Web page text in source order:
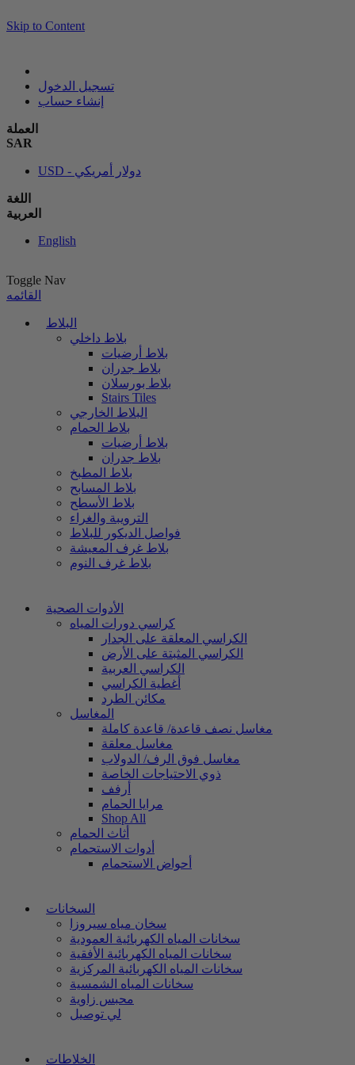
Skip to Content
تسجيل الدخول
إنشاء حساب
العملة
SAR
USD - دولار أمريكي
اللغة
العربية
English
Toggle Nav
القائمه
البلاط
بلاط داخلي
بلاط أرضيات
بلاط جدران
بلاط بورسلان
Stairs Tiles
البلاط الخارجي
بلاط الحمام
بلاط أرضيات
بلاط جدران
بلاط المطبخ
بلاط المسابح
بلاط الأسطح
الترويبة والغراء
فواصل الديكور للبلاط
بلاط غرف المعيشة
بلاط غرف النوم
الأدوات الصحية
كراسي دورات المياه
الكراسي المعلقة على الجدار
الكراسي المثبتة على الأرض
الكراسي العربية
أغطية الكراسي
مكائن الطرد
المغاسل
مغاسل نصف قاعدة/ قاعدة كاملة
مغاسل معلقة
مغاسل فوق الرف/ الدولاب
ذوي الاحتياجات الخاصة
أرفف
مرايا الحمام
Shop All
أثاث الحمام
أدوات الاستحمام
أحواض الاستحمام
السخانات
سخان مياه سيروزا
سخانات المياه الكهربائية العمودية
سخانات المياه الكهربائية الأفقية
سخانات المياه الكهربائية المركزية
سخانات المياه الشمسية
محبس زاوية
لي توصيل
الخلاطات